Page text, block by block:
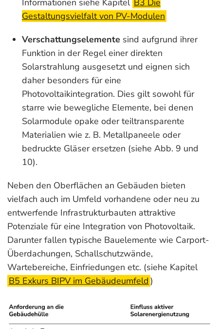
Informationen siehe Kapitel B3 Die
Gestaltungsvielfalt von PV-Modulen
Verschattungselemente sind aufgrund ihrer
Funktion in der Regel einer direkten
Solarstrahlung ausgesetzt und eignen sich
daher besonders für eine
Photovoltaikintegration. Dies gilt sowohl für
starre wie bewegliche Ele­mente, bei denen
Solarmodule opake oder teiltransparente
Materialien wie z. B. Metallpaneele oder
bedruckte Gläser ersetzen (siehe Abb. 9 und
10).
Neben den Oberflächen an Gebäuden bieten
vielfach auch im Umfeld vorhandene oder neu zu
entwerfende Infrastrukturbauten attraktive
Potenziale für eine Integration von Photovoltaik.
Darunter fallen typische Bauelemente wie Carport-
Überdachungen, Schallschutzwände,
Wartebereiche, Einfriedungen etc. (siehe Kapitel
B5 Exkurs BIPV im Gebäudeumfeld)